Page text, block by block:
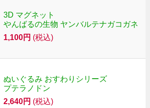
3D マグネット
やんばるの生物 ヤンバルテナガコガネ
1,100円 (税込)
ぬいぐるみ おすわりシリーズ
プテラノドン
2,640円 (税込)